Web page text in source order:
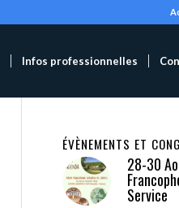
Infos professionnelles
ÉVÈNEMENTS ET
28-30
Service